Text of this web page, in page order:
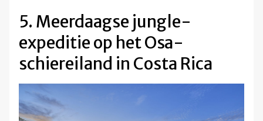
5. Meerdaagse jungle-
expeditie op het Osa-
schiereiland in Costa Rica